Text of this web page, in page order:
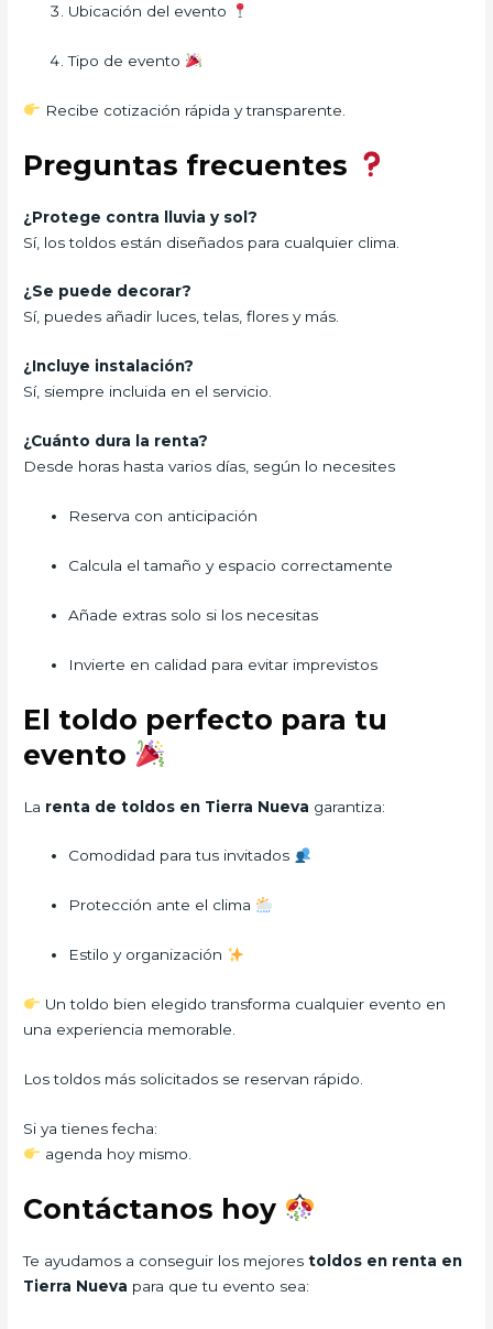
Ubicación del evento
Tipo de evento
Recibe cotización rápida y transparente.
Preguntas frecuentes
¿Protege contra lluvia y sol?
Sí, los toldos están diseñados para cualquier clima.
¿Se puede decorar?
Sí, puedes añadir luces, telas, flores y más.
¿Incluye instalación?
Sí, siempre incluida en el servicio.
¿Cuánto dura la renta?
Desde horas hasta varios días, según lo necesites
Reserva con anticipación
Calcula el tamaño y espacio correctamente
Añade extras solo si los necesitas
Invierte en calidad para evitar imprevistos
El toldo perfecto para tu
evento
La renta de toldos en Tierra Nueva garantiza:
Comodidad para tus invitados
Protección ante el clima
Estilo y organización
Un toldo bien elegido transforma cualquier evento en
una experiencia memorable.
Los toldos más solicitados se reservan rápido.
Si ya tienes fecha:
agenda hoy mismo.
Contáctanos hoy
Te ayudamos a conseguir los mejorestoldos en renta en
Tierra Nueva para que tu evento sea: